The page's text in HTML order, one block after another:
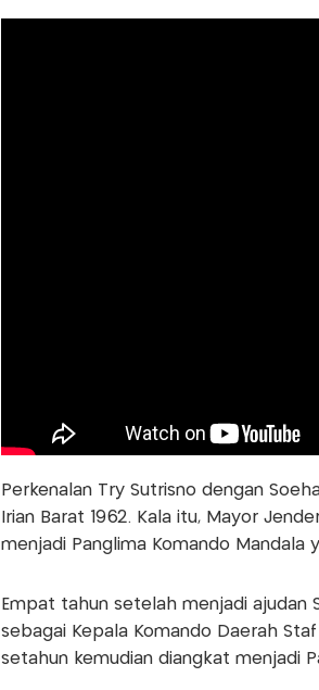
Perkenalan Try Sutrisno dengan
Irian Barat 1962. Kala itu, Mayor
menjadi Panglima Komando Mandala
Empat tahun setelah menjadi ajudan
sebagai Kepala Komando Daerah
setahun kemudian diangkat menjadi